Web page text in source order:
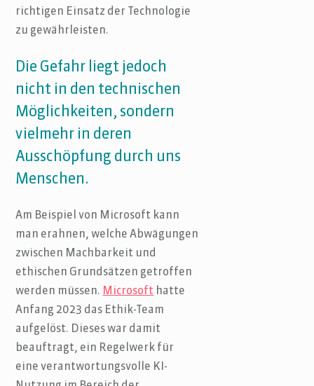
richtigen Einsatz der Technologie
zu gewährleisten.
Die Gefahr liegt jedoch
nicht in den technischen
Möglichkeiten, sondern
vielmehr in deren
Ausschöpfung durch uns
Menschen.
Am Beispiel von Microsoft kann
man erahnen, welche Abwägungen
zwischen Machbarkeit und
ethischen Grundsätzen getroffen
werden müssen. Microsoft hatte
Anfang 2023 das Ethik-Team
aufgelöst. Dieses war damit
beauftragt, ein Regelwerk für
eine verantwortungsvolle KI-